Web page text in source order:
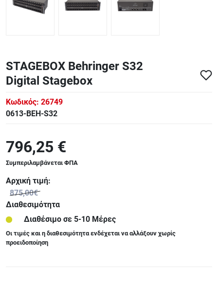
STAGEBOX Behringer S32
Digital Stagebox
Κωδικός: 26749
0613-BEH-S32
796,25 €
Συμπεριλαμβάνεται ΦΠΑ
Αρχική τιμή:
875,00€
Διαθεσιμότητα
Διαθέσιμο σε 5-10 Μέρες
Οι τιμές και η διαθεσιμότητα ενδέχεται να αλλάξουν χωρίς
προειδοποίηση